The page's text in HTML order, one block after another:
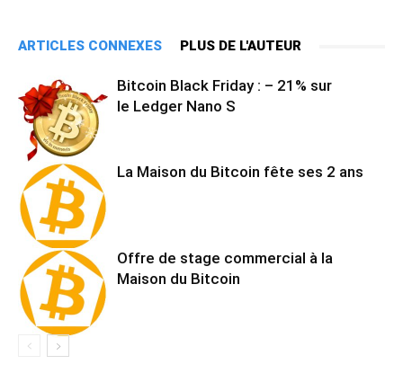
ARTICLES CONNEXES PLUS DE L'AUTEUR
Bitcoin Black Friday : – 21% sur
le Ledger Nano S
La Maison du Bitcoin fête ses 2 ans
Offre de stage commercial à la
Maison du Bitcoin